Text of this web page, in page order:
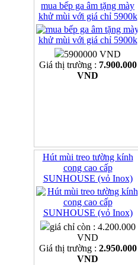
mua bếp ga âm tặng mày
khử mùi với giá chỉ 5900k
5900000 VND
Giá thị trường : 7.900.000
VND
Hút mùi treo tường kính
cong cao cấp
SUNHOUSE (vỏ Inox)
giá chỉ còn : 4.200.000
VND
Giá thị trường : 2.950.000
VND